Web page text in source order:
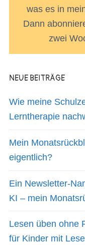
was es in
Dann
zwei
NEUE BEITRÄGE
Wie meine
Lerntherapie
Mein
eigentlich?
Ein Newsletter-
KI – mein
Lesen üben ohne
für Kinder mit